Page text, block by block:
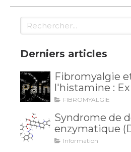
Rechercher
Derniers articles
Fibromyalgie
l'histamine :
méconnu ?
FIBROMYALGIE
Syndrome de
enzymatique
intolérance à
Information